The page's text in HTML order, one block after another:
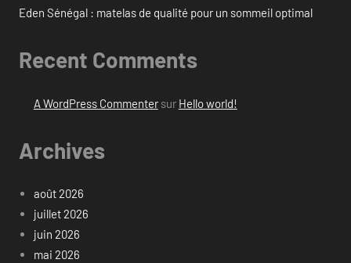
Eden Sénégal : matelas de qualité pour un sommeil optimal
Recent Comments
A WordPress Commentersur Hello world!
Archives
août 2026
juillet 2026
juin 2026
mai 2026